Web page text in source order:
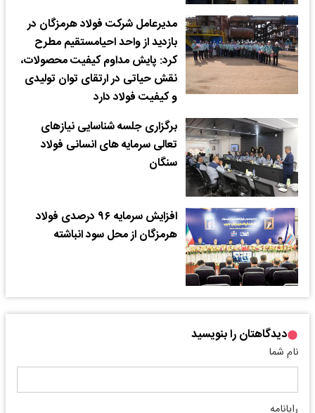
مدیرعامل شرکت فولاد هرمزگان در
بازدید از واحد احیامستقیم مطرح
کرد: پایش مداوم کیفیت محصولات،
نقش حیاتی در ارتقای توان تولیدی
و کیفیت فولاد دارد
برگزاری جلسه شناسایی نیازهای
تعالی سرمایه های انسانی فولاد
سنگان
افزایش سرمایه ۹۶ درصدی فولاد
هرمزگان از محل سود انباشته
دیدگاهتان را بنویسید
نام شما
رایانامه